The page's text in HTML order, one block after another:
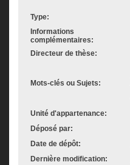
Type:
Informations
complémentaires:
Directeur de thèse:
Mots-clés ou Sujets:
Unité d'appartenance:
Déposé par:
Date de dépôt:
Dernière modification: